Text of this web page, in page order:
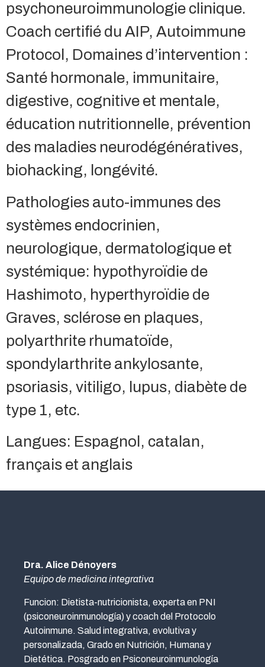
psychoneuroimmunologie clinique.
Coach certifié du AIP, Autoimmune
Protocol, Domaines d’intervention :
Santé hormonale, immunitaire,
digestive, cognitive et mentale,
éducation nutritionnelle, prévention
des maladies neurodégénératives,
biohacking, longévité.
Pathologies auto-immunes des
systèmes endocrinien,
neurologique, dermatologique et
systémique: hypothyroïdie de
Hashimoto, hyperthyroïdie de
Graves, sclérose en plaques,
polyarthrite rhumatoïde,
spondylarthrite ankylosante,
psoriasis, vitiligo, lupus, diabète de
type 1, etc.
Langues: Espagnol, catalan,
français et anglais
Dra. Alice Dénoyers
Equipo de medicina integrativa
Funcion: Dietista-nutricionista, experta en PNI
(psiconeuroinmunología) y coach del Protocolo
Autoinmune. Salud integrativa, evolutiva y
personalizada, Grado en Nutrición, Humana y
Dietética. Posgrado en Psiconeuroinmunología